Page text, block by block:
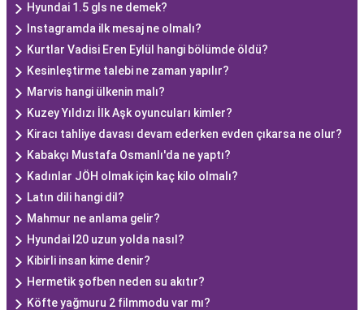
Hyundai 1.5 gls ne demek?
Instagramda ilk mesaj ne olmalı?
Kurtlar Vadisi Eren Eylül hangi bölümde öldü?
Kesinleştirme talebi ne zaman yapılır?
Marvis hangi ülkenin malı?
Kuzey Yıldızı İlk Aşk oyuncuları kimler?
Kiracı tahliye davası devam ederken evden çıkarsa ne olur?
Kabakçı Mustafa Osmanlı'da ne yaptı?
Kadınlar JÖH olmak için kaç kilo olmalı?
Latın dili hangi dil?
Mahmur ne anlama gelir?
Hyundai I20 uzun yolda nasıl?
Kibirli insan kime denir?
Hermetik şofben neden su akıtır?
Köfte yağmuru 2 filmmodu var mı?